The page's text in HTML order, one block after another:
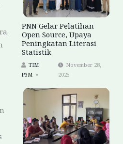
PNN Gelar Pelatihan
Open Source, Upaya
Peningkatan Literasi
Statistik
TIM
P3M
November 28,
2025